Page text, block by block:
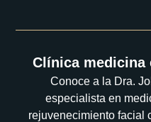
Clínica medicina
Conoce a la Dra.
especialista en
rejuvenecimiento facial